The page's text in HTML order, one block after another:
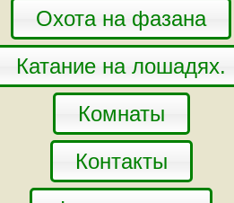
Охота на фазана
Катание на лошадях.
Комнаты
Контакты